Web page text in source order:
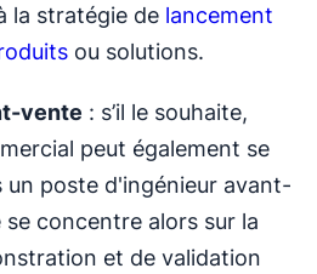
la stratégie de lancement
ou solutions.
vente : s’il le souhaite,
peut également se
un poste d'ingénieur avant-
concentre alors sur la
et de validation